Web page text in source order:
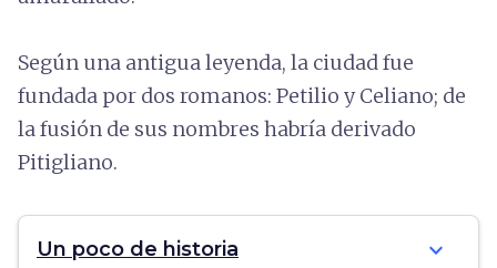
Según una antigua leyenda, la ciudad fue
fundada por dos romanos: Petilio y Celiano; de
la fusión de sus nombres habría derivado
Pitigliano.
Un poco de historia expand_more